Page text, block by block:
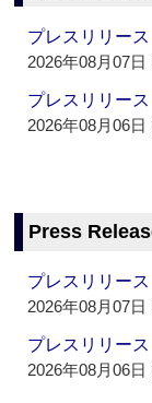
プレスリリー
2026年08月07日
プレスリリー
2026年08月06日
Press
プレスリリー
2026年08月07日
プレスリリー
2026年08月06日